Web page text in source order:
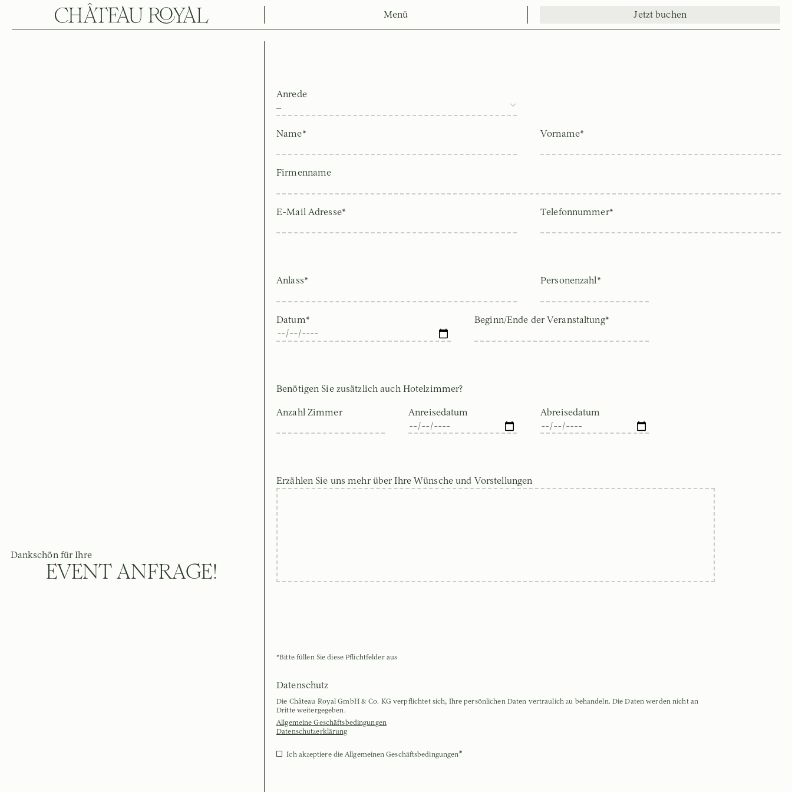
Menü Jetzt buchen
Dankschön für Ihre
EVENT ANFRAGE!
Anrede
Name* Vorname*
Firmenname
E-Mail Adresse* Telefonnummer*
Anlass* Personenzahl*
Datum* Beginn/Ende der Veranstaltung*
Benötigen Sie zusätzlich auch Hotelzimmer?
Anzahl Zimmer Anreisedatum Abreisedatum
Erzählen Sie uns mehr über Ihre Wünsche und Vorstellungen
*Bitte füllen Sie diese Pflichtfelder aus
Datenschutz
Die Château Royal GmbH & Co. KG verpflichtet sich, Ihre persönlichen Daten vertraulich zu behandeln. Die Daten werden nicht an
Dritte weitergegeben.
Allgemeine Geschäftsbedingungen
Datenschutzerklärung
Ich akzeptiere die Allgemeinen Geschäftsbedingungen*